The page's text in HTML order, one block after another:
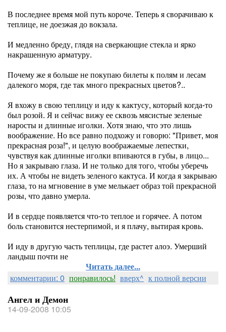
В последнее время мой путь короче. Теперь я сворачиваю к
теплице, не доезжая до вокзала.
И медленно бреду, глядя на сверкающие стекла и ярко
накрашенную арматуру.
Почему же я больше не покупаю билеты к полям и лесам
далекого моря, где так много прекрасных цветов?..
Я вхожу в свою теплицу и иду к кактусу, который когда-то
был розой. Я и сейчас вижу ее сквозь мясистые зеленые
наросты и длинные иголки. Хотя знаю, что это лишь
воображение. Но все равно подхожу и говорю: "Привет, моя
прекрасная роза!", и целую воображаемые лепестки,
чувствуя как длинные иголки впиваются в губы, в лицо...
Но я закрываю глаза. И не только для того, чтобы уберечь
их. А чтобы не видеть зеленого кактуса. И когда я закрываю
глаза, то на мгновение в уме мелькает образ той прекрасной
розы, что давно умерла.
И в сердце появляется что-то теплое и горячее. А потом
боль становится нестерпимой, и я плачу, вытирая кровь.
И иду в другую часть теплицы, где растет алоэ. Умерший
ландыш почти не
Читать далее...
комментарии: 0 понравилось! вверх^ к полной версии
Ангел и Демон
14-09-2008 10:05